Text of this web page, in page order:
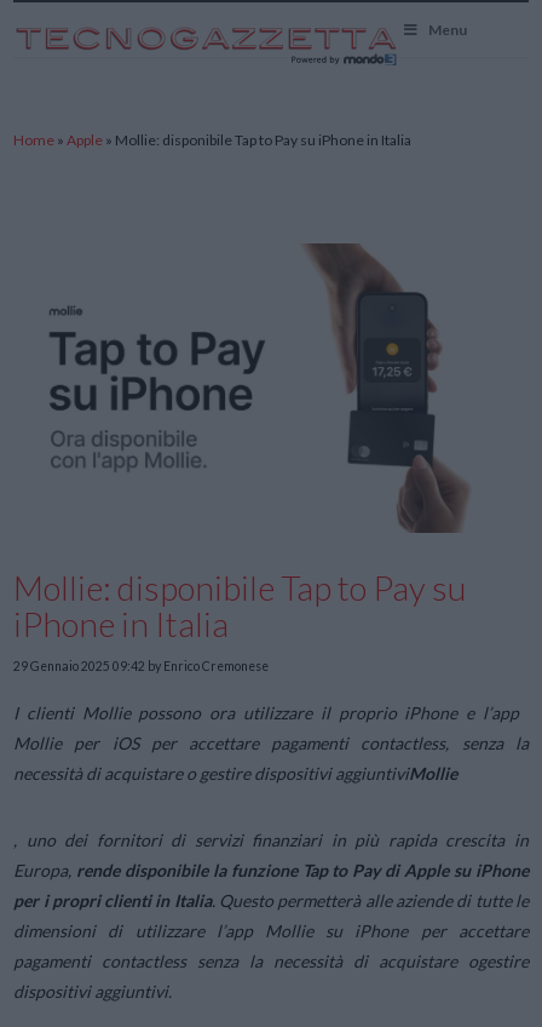
Menu
Home »Apple » Mollie: disponibile Tap to Pay su iPhone in Italia
Mollie: disponibile Tap to Pay su
iPhone in Italia
29 Gennaio 2025 09:42 by Enrico Cremonese
I clienti Mollie possono ora utilizzare il proprio iPhone e l’app
Mollie per iOS per accettare pagamenti contactless, senza la
necessità di acquistare o gestire dispositivi aggiuntiviMollie
, uno dei fornitori di servizi finanziari in più rapida crescita in
Europa, rende disponibile la funzione Tap to Pay di Apple su iPhone
per i propri clienti in Italia. Questo permetterà alle aziende di tutte le
dimensioni di utilizzare l’app Mollie su iPhone per accettare
pagamenti contactless senza la necessità di acquistare ogestire
dispositivi aggiuntivi.